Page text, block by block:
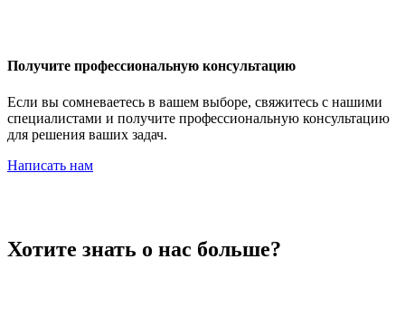
Иран
Получите профессиональную консультацию
Если вы сомневаетесь в вашем выборе, свяжитесь с нашими
специалистами и получите профессиональную консультацию
для решения ваших задач.
Написать нам
Хотите знать о нас больше?